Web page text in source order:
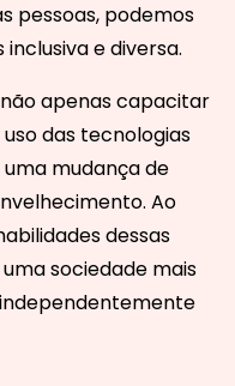
pessoas, podemos
e diversa.
apenas capacitar
das tecnologias
mudança de
Ao
dessas
sociedade mais